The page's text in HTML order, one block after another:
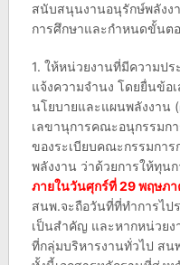
สนับสนุนงานอนุรักษ์พลังง
การศึกษาและกำหนดขั้นต
1. ให้หน่วยงานที่มีความป
แจ้งความจำนง โดยยื่นข้อ
นโยบายและแผนพลังงาน
เลขานุการคณะอนุกรรมกา
ของระเบียบคณะกรรมการ
พลังงาน ว่าด้วยการให้ทุน
ภายในวันศุกร์ที่ 29 พฤษภ
สนพ.จะถือวันที่ที่ทำการไป
เป็นสำคัญ และหากหน่วยง
ที่กลุ่มบริหารงานทั่วไป สน